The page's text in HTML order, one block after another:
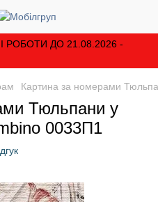
РОБОТИ ДО 21.08.2026 -
Картина за номерами
Тюльпани у
0033П1